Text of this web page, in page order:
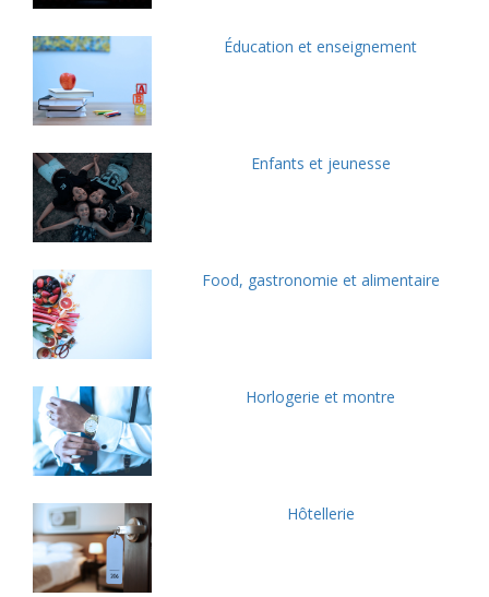
Éducation et enseignement
Enfants et jeunesse
Food, gastronomie et alimentaire
Horlogerie et montre
Hôtellerie